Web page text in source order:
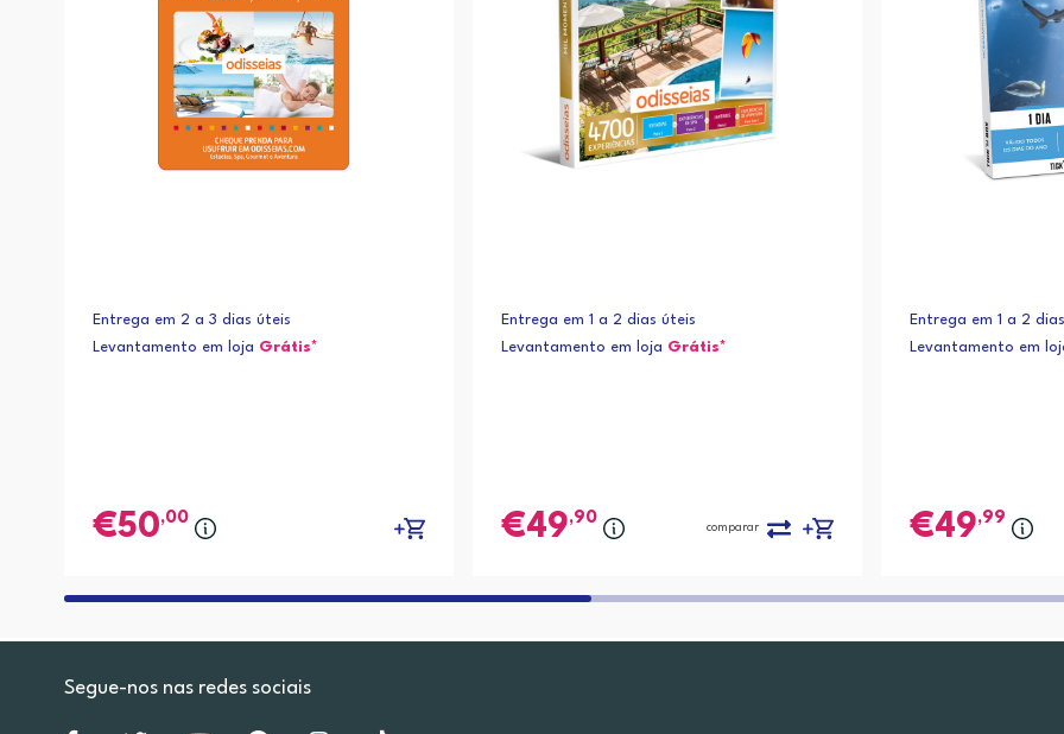
Entrega em 2 a 3 dias úteis
Levantamento em loja Grátis*
50,00
Entrega em 1 a 2 dias úteis
Levantamento em loja Grátis*
49,90
comparar
Entrega em 1 a 2
Levantamento em
49,99
Segue-nos nas redes sociais